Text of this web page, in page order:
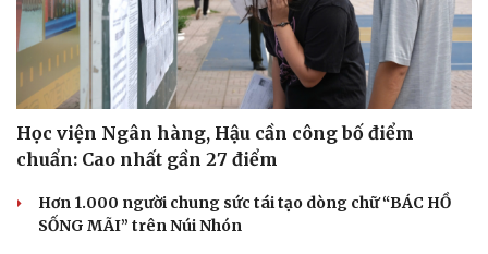
Văn hóa
Văn học
Âm nhạc
Giải trí
Thời trang
Sao Việt
Học viện Ngân hàng, Hậu cần công bố điểm
chuẩn: Cao nhất gần 27 điểm
Hơn 1.000 người chung sức tái tạo dòng chữ “BÁC HỒ
SỐNG MÃI” trên Núi Nhón